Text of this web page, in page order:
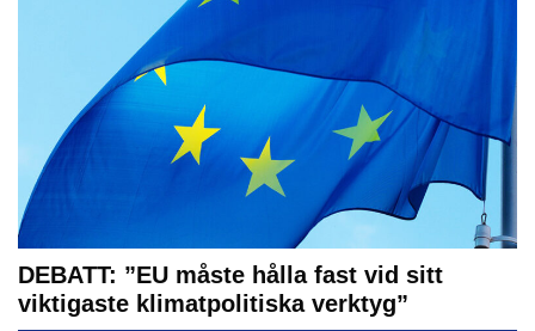
DEBATT: ”EU måste hålla fast vid sitt
viktigaste klimatpolitiska verktyg”